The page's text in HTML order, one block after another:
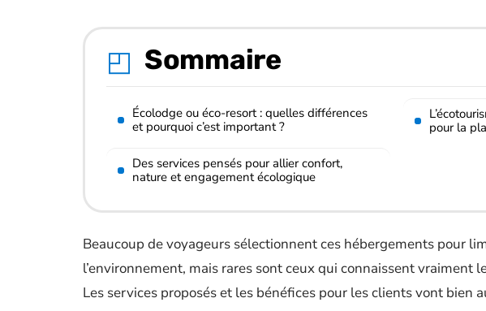
Sommaire
Écolodge ou éco-resort : quelles différences
et pourquoi c’est important ?
Des services pensés pour allier confort,
nature et engagement écologique
pour la
Beaucoup de voyageurs sélectionnent ces hébergements pour
l’environnement, mais rares sont ceux qui connaissent vraiment
Les services proposés et les bénéfices pour les clients vont bien